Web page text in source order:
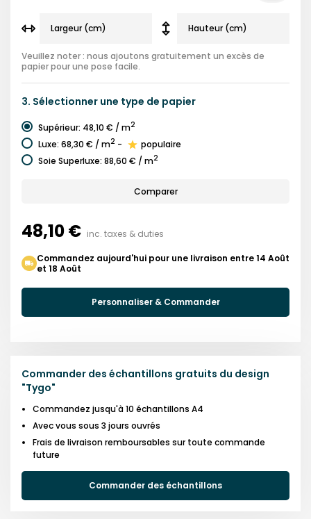
Veuillez noter : nous ajoutons gratuitement un excès de
papier pour une pose facile.
3. Sélectionner une type de papier
Supérieur: 48,10 € / m2
Luxe: 68,30 € / m2 -
populaire
Soie Superluxe: 88,60 € / m2
Comparer
48,10 € inc. taxes & duties
Commandez aujourd'hui pour une livraison entre 14 Août
et 18 Août
Personnaliser & Commander
Commander des échantillons gratuits du design
"Tygo"
Commandez jusqu'à 10 échantillons A4
Avec vous sous 3 jours ouvrés
Frais de livraison remboursables sur toute commande
future
Commander des échantillons